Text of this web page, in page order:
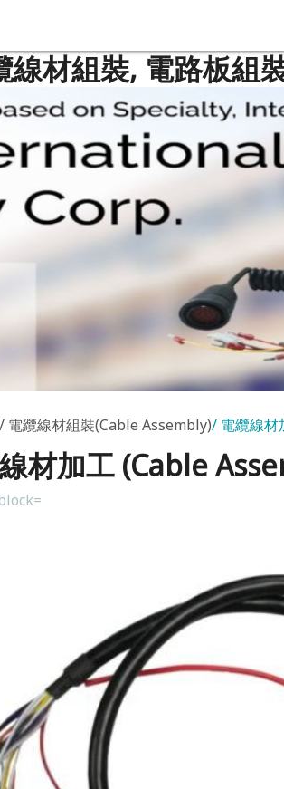
材組裝, 電路板組
電纜線材組裝(Cable Assembly) 電纜線
材加工 (Cable